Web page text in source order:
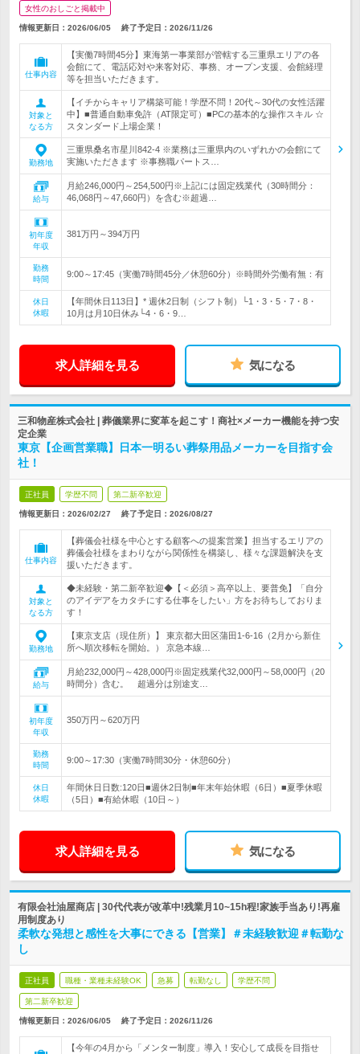
女性のおしごと掲載中
情報更新日：2026/06/05 終了予定日： 2026/11/26
仕事内容
【実働7時間45分】東海第一事業部が管轄する三重県エリアの各
会館にて、電話応対や来客対応、事務、オープン支援、会館経理
等を担当いただきます。
対象と
なる方
【イチからキャリア構築可能！学歴不問！20代～30代の女性活躍
中】■普通自動車免許（AT限定可）■PCの基本的な操作スキル ☆
スタンダード上場企業！
勤務地
三重県桑名市星川842-4 ※業務は三重県内のいずれかの会館にて
実施いただきます ※事務職パートス…
給与
月給246,000円～254,500円※上記には固定残業代（30時間分：
46,068円～47,660円）を含む※超過…
初年度
年収
381万円～394万円
勤務
時間
9:00～17:45（実働7時間45分／休憩60分）※時間外労働有無：有
休日
休暇
【年間休日113日】* 週休2日制（シフト制）└1・3・5・7・8・
10月は月10日休み└4・6・9…
求人詳細を見る 気になる
三和物産株式会社 | 葬儀業界に変革を起こす！商社×メーカー機能を持つ安
定企業
東京【企画営業職】日本一明るい葬祭用品メーカーを目指す会
社！
正社員 学歴不問 第二新卒歓迎
情報更新日：2026/02/27 終了予定日： 2026/08/27
仕事内容
【葬儀会社様を中心とする顧客への提案営業】担当するエリアの
葬儀会社様をまわりながら関係性を構築し、様々な課題解決を支
援いただきます。
対象と
なる方
◆未経験・第二新卒歓迎◆【＜必須＞高卒以上、要普免】「自分
のアイデアをカタチにする仕事をしたい」方をお待ちしておりま
す！
勤務地
【東京支店（現住所）】 東京都大田区蒲田1-6-16（2月から新住
所へ順次移転を開始。） 京急本線…
給与
月給232,000円～428,000円※固定残業代32,000円～58,000円（20
時間分）含む。 超過分は別途支…
初年度
年収
350万円～620万円
勤務
時間
9:00～17:30（実働7時間30分・休憩60分）
休日
休暇
年間休日日数:120日■週休2日制■年末年始休暇（6日）■夏季休暇
（5日）■有給休暇（10日～）
求人詳細を見る 気になる
有限会社油屋商店 | 30代代表が改革中!残業月10~15h程!家族手当あり!再雇
用制度あり
柔軟な発想と感性を大事にできる【営業】＃未経験歓迎＃転勤な
し
正社員 職種・業種未経験OK 急募 転勤なし 学歴不問
第二新卒歓迎
情報更新日：2026/06/05 終了予定日： 2026/11/26
【今年の4月から「メンター制度」導入！安心して成長を目指せ